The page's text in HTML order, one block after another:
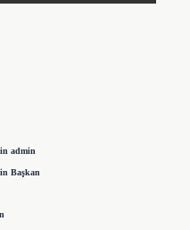
admin
Başkan